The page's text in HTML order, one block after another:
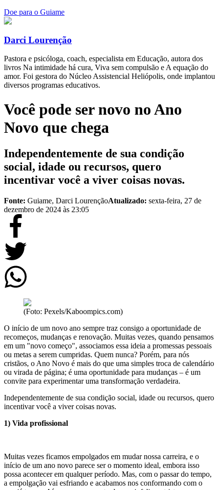
Doe para o Guiame
Darci Lourenção
Pastora e psicóloga, coach, especialista em Educação, autora dos
livros Na intimidade há cura, Viva sem compulsão e A equação do
amor. Foi gestora do Núcleo Assistencial Heliópolis, onde implantou
diversos programas educativos.
Você pode ser novo no Ano
Novo que chega
Independentemente de sua condição
social, idade ou recursos, quero
incentivar você a viver coisas novas.
Fonte: Guiame, Darci LourençãoAtualizado: sexta-feira, 27 de
dezembro de 2024 às 23:05
(Foto: Pexels/Kaboompics.com)
O início de um novo ano sempre traz consigo a oportunidade de
recomeços, mudanças e renovação. Muitas vezes, quando pensamos
em um "novo começo", associamos essa ideia a promessas pessoais
ou metas a serem cumpridas. Quem nunca? Porém, para nós
cristãos, o Ano Novo é mais do que uma simples troca de calendário
ou virada de página; é uma oportunidade para mudanças – é um
convite para experimentar uma transformação verdadeira.
Independentemente de sua condição social, idade ou recursos, quero
incentivar você a viver coisas novas.
1) Vida profissional
Muitas vezes ficamos empolgados em mudar nossa carreira, e o
início de um ano novo parece ser o momento ideal, embora isso
possa acontecer em qualquer período. Mas, com o passar do tempo,
a empolgação vai esfriando e acabamos nos conformando com o